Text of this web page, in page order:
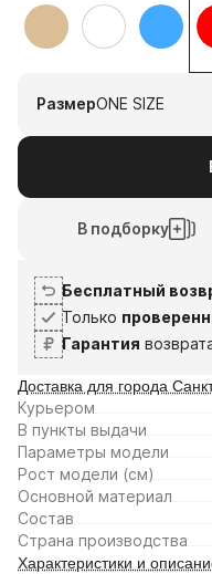
РазмерONE SIZE
В подборку
Бесплатный
Только
Гарантия
Доставка для города
Курьером
В пункты выдачи
Параметры модели
Рост модели (см)
Основной материал
Состав
Страна производства
Характеристики и